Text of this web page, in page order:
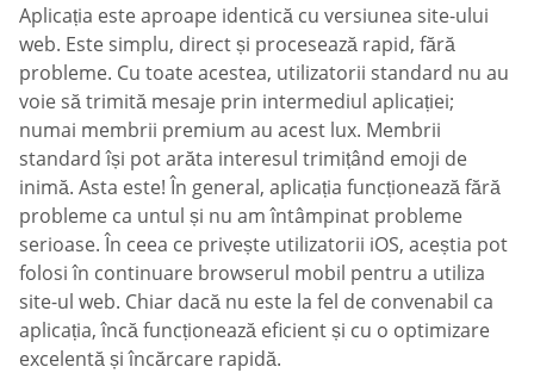
Aplicația este aproape identică cu versiunea site-ului
web. Este simplu, direct și procesează rapid, fără
probleme. Cu toate acestea, utilizatorii standard nu au
voie să trimită mesaje prin intermediul aplicației;
numai membrii premium au acest lux. Membrii
standard își pot arăta interesul trimițând emoji de
inimă. Asta este! În general, aplicația funcționează fără
probleme ca untul și nu am întâmpinat probleme
serioase. În ceea ce privește utilizatorii iOS, aceștia pot
folosi în continuare browserul mobil pentru a utiliza
site-ul web. Chiar dacă nu este la fel de convenabil ca
aplicația, încă funcționează eficient și cu o optimizare
excelentă și încărcare rapidă.